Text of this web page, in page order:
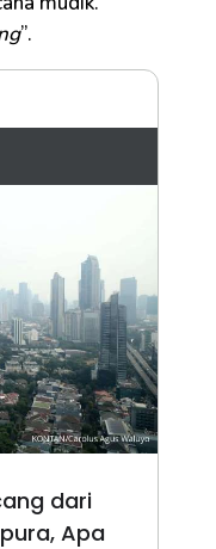
”.
dari
Apa